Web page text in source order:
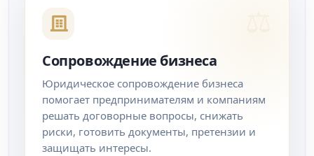
Сопровождение бизнеса
Юридическое сопровождение бизнеса
помогает предпринимателям и компаниям
решать договорные вопросы, снижать
риски, готовить документы, претензии и
защищать интересы.